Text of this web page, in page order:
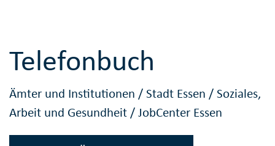
Telefonbuch
Ämter und Institutionen /Stadt Essen /Soziales,
Arbeit und Gesundheit /JobCenter Essen